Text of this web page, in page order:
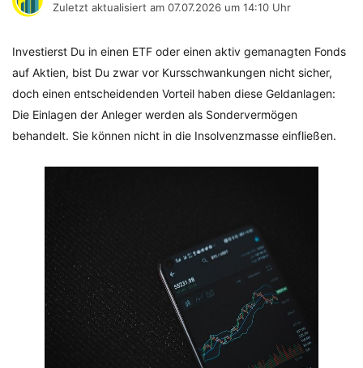
Zuletzt aktualisiert am 07.07.2026 um 14:10 Uhr
Investierst Du in einen ETF oder einen aktiv gemanagten Fonds
auf Aktien, bist Du zwar vor Kursschwankungen nicht sicher,
doch einen entscheidenden Vorteil haben diese Geldanlagen:
Die Einlagen der Anleger werden als Sondervermögen
behandelt. Sie können nicht in die Insolvenzmasse einfließen.